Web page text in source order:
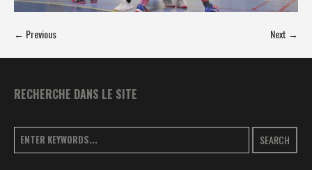
← Previous Next →
RECHERCHE DANS LE SITE
SEARCH